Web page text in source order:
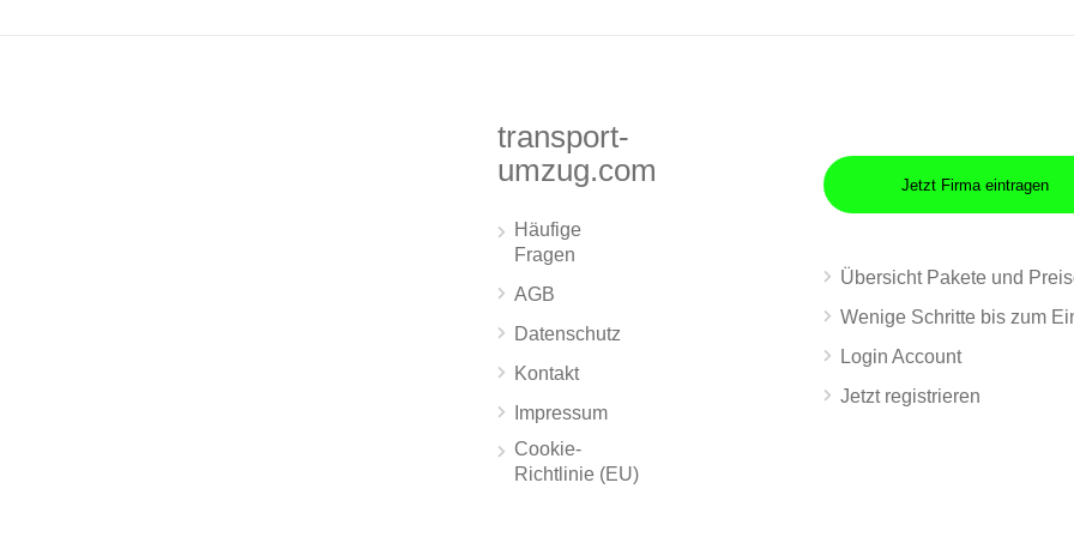
transport-
umzug.com
Häufige
Fragen
AGB
Datenschutz
Kontakt
Impressum
Cookie-
Richtlinie (EU)
Jetzt Firma eintragen
Übersicht Pakete und
Wenige Schritte bis zum
Login Account
Jetzt registrieren